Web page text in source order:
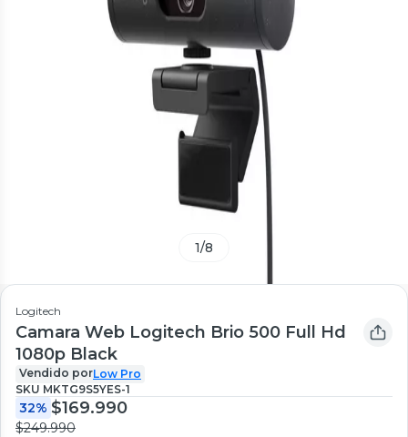
1/8
Logitech
Camara Web Logitech Brio 500 Full Hd
1080p Black
Vendido porLow Pro
SKU MKTG9S5YES-1
32% $169.990
$249.990